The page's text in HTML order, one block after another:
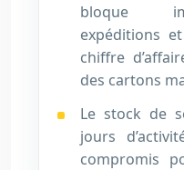
bloque
expéditions
chiffre
des cartons
Le stock de
jours
compromis